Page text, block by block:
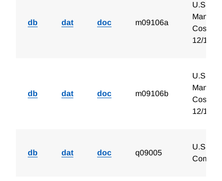
db dat doc m09106a
U.S.
Cost
12/1929
db dat doc m09106b
U.S.
Cost
12/1950
db dat doc q09005
U.S.